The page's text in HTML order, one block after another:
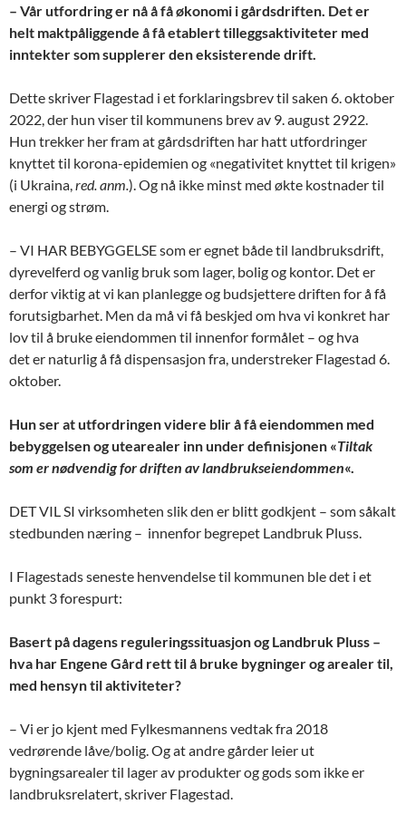
– Vår utfordring er nå å få økonomi i gårdsdriften. Det er
helt maktpåliggende å få etablerttilleggsaktiviteter med
inntekter som supplerer den eksisterende drift.
Dette skriver Flagestad i et forklaringsbrev til saken 6. oktober
2022, der hun viser til kommunens brev av 9. august 2922.
Hun trekker her fram at gårdsdriften har hatt utfordringer
knyttet til korona-epidemien og «negativitet knyttet til krigen»
(i Ukraina,red. anm.). Og nå ikke minst med økte kostnader til
energi og strøm.
– VI HAR BEBYGGELSE som er egnet både til landbruksdrift,
dyrevelferd og vanlig bruk som lager, bolig og kontor. Det er
derfor viktig at vi kan planlegge og budsjettere driften for å få
forutsigbarhet. Men da må vi få beskjed om hva vi konkret har
lov til å bruke eiendommen til innenfor formålet – og hva
det er naturlig å få dispensasjon fra, understreker Flagestad 6.
oktober.
Hunser at utfordringen videre blir å få eiendommen med
bebyggelsen og utearealer inn underdefinisjonen «Tiltak
som er nødvendig for driften av landbrukseiendommen«.
DET VIL SI virksomheten slik den er blitt godkjent – som såkalt
stedbunden næring – innenfor begrepet Landbruk Pluss.
I Flagestads seneste henvendelse til kommunen ble det i et
punkt 3 forespurt:
Basert på dagens reguleringssituasjon og Landbruk Pluss –
hva har Engene Gård rett til å bruke bygninger og arealer til,
med hensyn til aktiviteter?
– Vi er jo kjent med Fylkesmannens vedtak fra 2018
vedrørende låve/bolig. Og at andre gårder leier ut
bygningsarealer til lager av produkter og gods som ikke er
landbruksrelatert, skriver Flagestad.